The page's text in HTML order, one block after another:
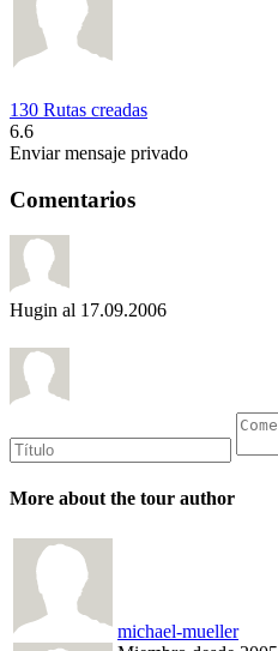
130 Rutas creadas
6.6
Enviar mensaje privado
Comentarios
Hugin al 17.09.2006
More about the tour author
michael-mueller